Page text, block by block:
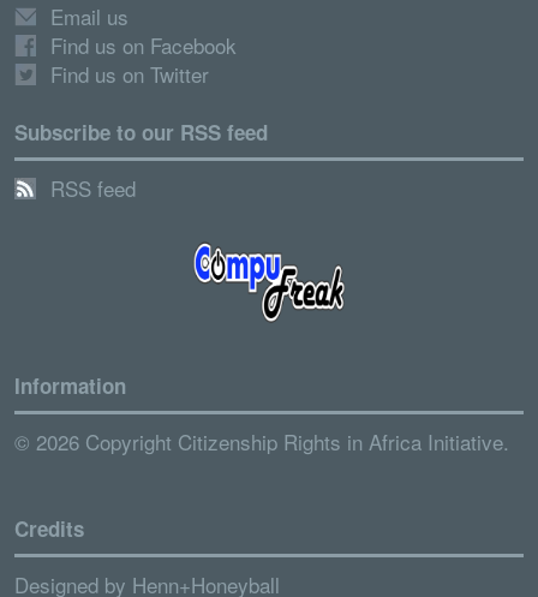
Email us
Find us on Facebook
Find us on Twitter
Subscribe to our RSS feed
RSS feed
Information
© 2026 Copyright Citizenship Rights in Africa Initiative.
Credits
Designed by Henn+Honeyball